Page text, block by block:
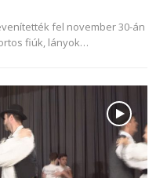
fel november 30-án
fiúk, lányok…